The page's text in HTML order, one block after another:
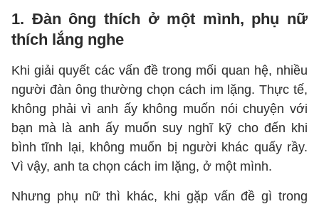
1. Đàn ông thích ở một mình, phụ nữ
thích lắng nghe
Khi giải quyết các vấn đề trong mối quan hệ, nhiều
người đàn ông thường chọn cách im lặng. Thực tế,
không phải vì anh ấy không muốn nói chuyện với
bạn mà là anh ấy muốn suy nghĩ kỹ cho đến khi
bình tĩnh lại, không muốn bị người khác quấy rầy.
Vì vậy, anh ta chọn cách im lặng, ở một mình.
Nhưng phụ nữ thì khác, khi gặp vấn đề gì trong